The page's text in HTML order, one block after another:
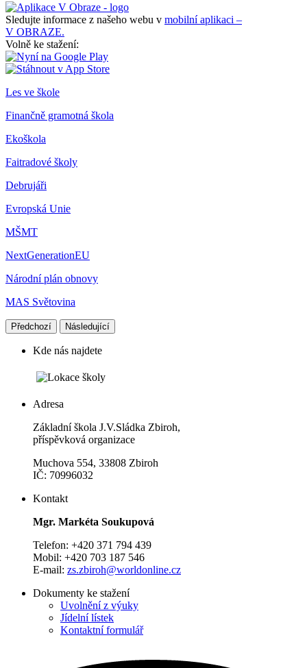
Sledujte informace z našeho webu v mobilní aplikaci –
V OBRAZE.
Volně ke stažení:
Les ve škole
Finančně gramotná škola
Ekoškola
Faitradové školy
Debrujáři
Evropská Unie
MŠMT
NextGenerationEU
Národní plán obnovy
MAS Světovina
Předchozí Následující
Kde nás najdete
Adresa
Základní škola J.V.Sládka Zbiroh,
příspěvková organizace
Muchova 554, 33808 Zbiroh
IČ: 70996032
Kontakt
Mgr. Markéta Soukupová
Telefon: +420 371 794 439
Mobil: +420 703 187 546
E-mail: zs.zbiroh@worldonline.cz
Dokumenty ke stažení
Uvolnění z výuky
Jídelní lístek
Kontaktní formulář